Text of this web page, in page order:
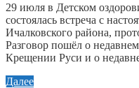
29 июля в Детском
состоялась встреча с
Ичалковского района,
Разговор пошёл о
Крещении Руси и о
Далее